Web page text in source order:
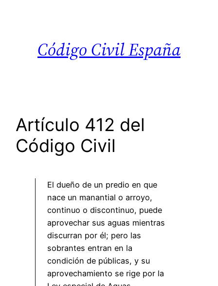
Código Civil España
Artículo 412 del
Código Civil
El dueño de un predio en que
nace un manantial o arroyo,
continuo o discontinuo, puede
aprovechar sus aguas mientras
discurran por él; pero las
sobrantes entran en la
condición de públicas, y su
aprovechamiento se rige por la